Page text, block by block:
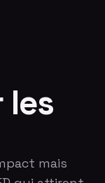
les
mais